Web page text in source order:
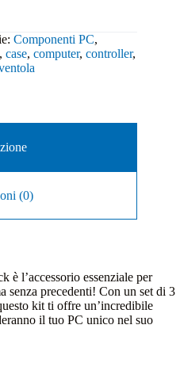
Componenti PC,
, case, computer, controller,
(0)
l’accessorio essenziale per
senza precedenti! Con un set di 3
kit ti offre un’incredibile
il tuo PC unico nel suo